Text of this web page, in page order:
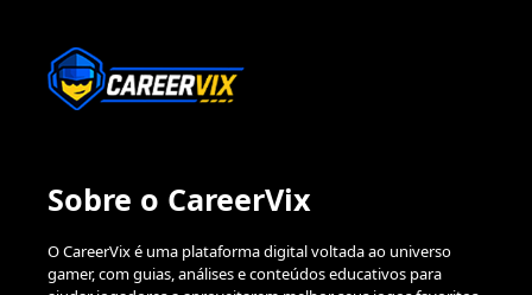
Sobre o CareerVix
O CareerVix é uma plataforma digital voltada ao universo
gamer, com guias, análises e conteúdos educativos para